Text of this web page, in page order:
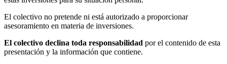
El colectivo no pretende ni está autorizado a proporcionar
asesoramiento en materia de inversiones.
El colectivo declina toda responsabilidad por el contenido de esta
presentación y la información que contiene.